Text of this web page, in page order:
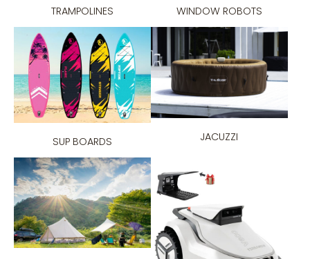
TRAMPOLINES WINDOW ROBOTS
SUP BOARDS JACUZZI